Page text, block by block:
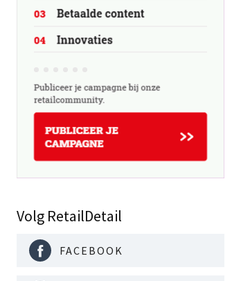
Volg RetailDetail
FACEBOOK